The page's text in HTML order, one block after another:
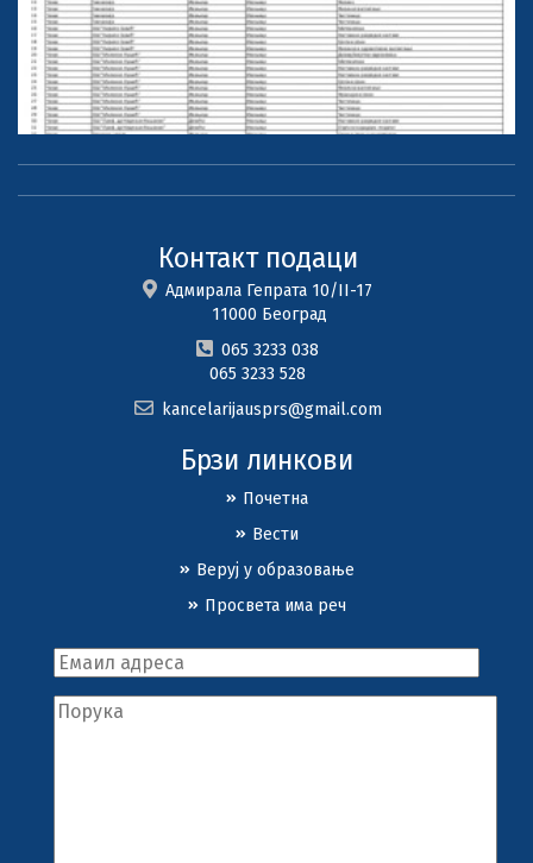
Контакт подаци
Адмирала Гепрата 10/II-17
11000 Београд
065 3233 038
065 3233 528
kancelarijausprs@gmail.com
Брзи линкови
Почетна
Вести
Веруј у образовање
Просвета има реч